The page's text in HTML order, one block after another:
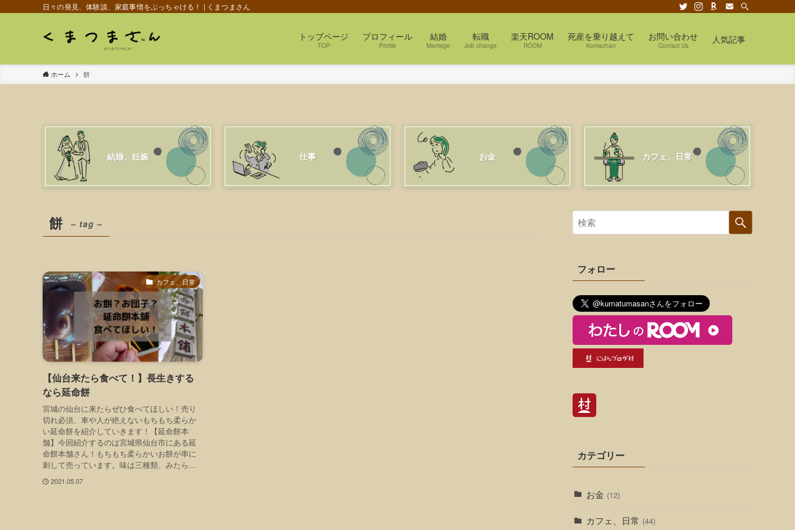
日々の発見、体験談、家庭事情をぶっちゃける！ | くまつまさん
トッブページ
TOP
プロフィール
Profile
結婚
Marriage
転職
Job change
楽天ROOM
ROOM
死産を乗り越えて
Komachan
お問い合わせ
Contact Us
人気記事
ホーム 餅
結婚、妊娠 仕事 お金 カフェ、日常
餅 – tag –
カフェ、日常
【仙台来たら食べて！】長生きする
なら延命餅
宮城の仙台に来たらぜひ食べてほしい！売り
切れ必須、車や人が絶えないもちもち柔らか
い延命餅を紹介していきます！【延命餅本
舗】今回紹介するのは宮城県仙台市にある延
命餅本舗さん！もちもち柔らかいお餅が串に
刺して売っています。味は三種類、みたら...
2021.05.07
フォロー
カテゴリー
お金 (12)
カフェ、日常 (44)